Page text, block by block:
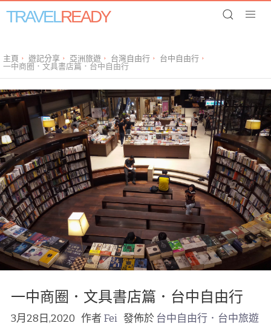
TRAVELREADY
主頁 遊記分享 亞洲旅遊 台灣自由行
台中自由行
一中商圈．文具書店篇．台中自由行
一中商圈．文具書店篇．台中自由行
3月28日,2020 作者 Fei 發佈於台中自由行．台中旅遊